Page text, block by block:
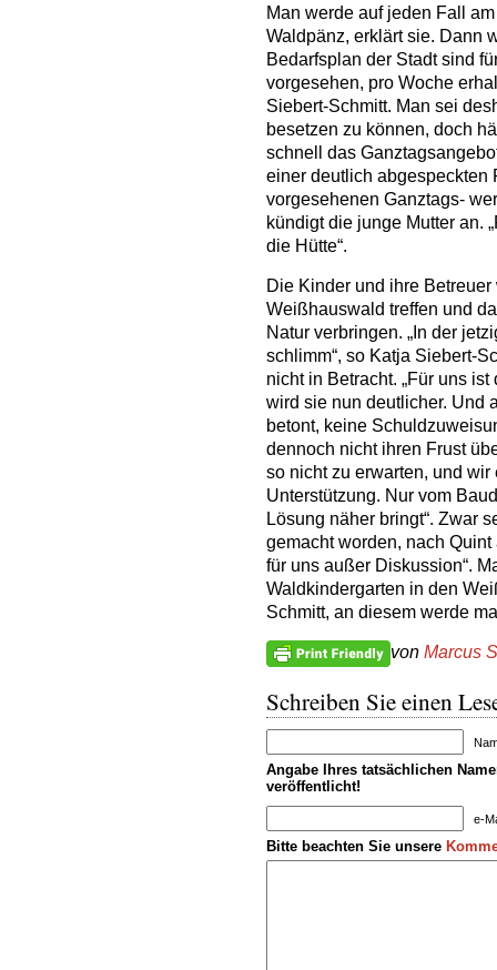
Man werde auf jeden Fall
Waldpänz, erklärt sie. Dann
Bedarfsplan der Stadt sind
vorgesehen, pro Woche
Siebert-Schmitt. Man sei
besetzen zu können, doch
schnell das
einer deutlich abgespeckten
vorgesehenen Ganztags-
kündigt die junge Mutter an.
die Hütte“.
Die Kinder und ihre
Weißhauswald treffen und
Natur verbringen. „In der
schlimm“, so Katja Siebert-
nicht in Betracht. „Für uns
wird sie nun deutlicher. Und
betont, keine
dennoch nicht ihren Frust
so nicht zu erwarten, und
Unterstützung. Nur vom
Lösung näher bringt“. Zwar
gemacht worden, nach
für uns außer Diskussion“.
Waldkindergarten in den
Schmitt, an diesem werde
von Marcus
Schreiben Sie einen
Angabe Ihres tatsächlichen
veröffentlicht!
e-
Bitte beachten Sie unsere